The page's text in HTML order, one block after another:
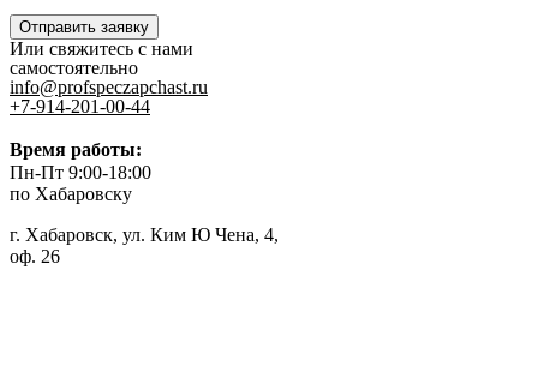
Отправить заявку
Или свяжитесь с нами
самостоятельно
info@profspeczapchast.ru
+7-914-201-00-44
Время работы:
Пн-Пт 9:00-18:00
по Хабаровску
г. Хабаровск, ул. Ким Ю Чена, 4,
оф. 26